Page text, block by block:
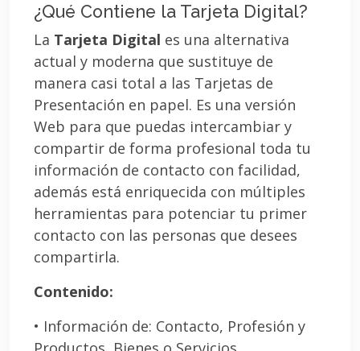
¿Qué Contiene la Tarjeta Digital?
La Tarjeta Digital es una alternativa
actual y moderna que sustituye de
manera casi total a las Tarjetas de
Presentación en papel. Es una versión
Web para que puedas intercambiar y
compartir de forma profesional toda tu
información de contacto con facilidad,
además está enriquecida con múltiples
herramientas para potenciar tu primer
contacto con las personas que desees
compartirla.
Contenido:
• Información de: Contacto, Profesión y